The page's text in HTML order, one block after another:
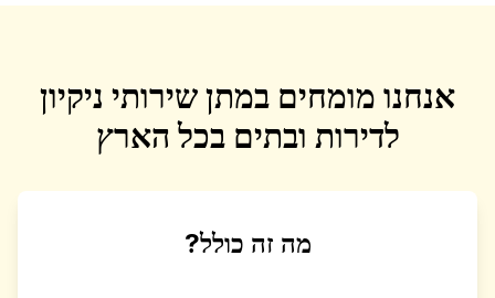
אנחנו מומחים במתן שירותי ניקיון
לדירות ובתים בכל הארץ
מה זה כולל?